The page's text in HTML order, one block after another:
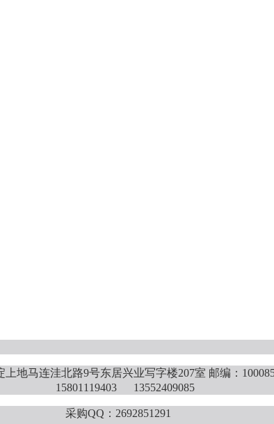
上地马连洼北路9号东居兴业写字楼207室 邮编：
15801119403 13552409085
采购QQ：2692851291